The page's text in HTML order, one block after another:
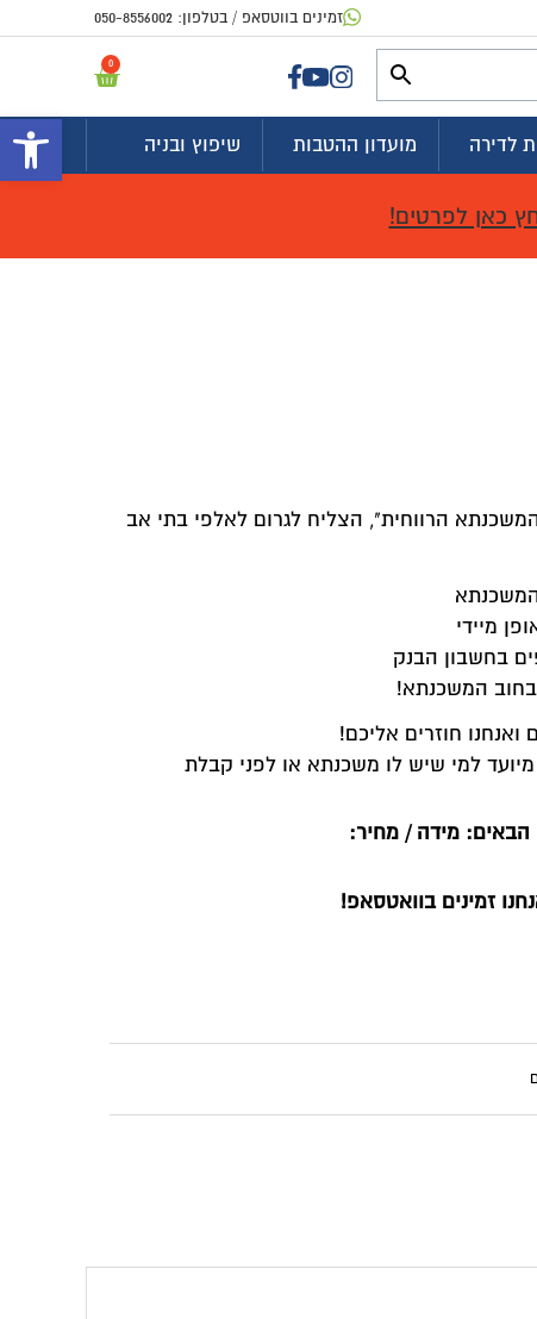
זמינים בווטסאפ / בטלפון: 050-8556002
0
לדירה מועדון ההטבות שיפוץ ובניה
כאן לפרטים!
הרווחית", הצליח לגרום לאלפי בתי אב
מיידי
בחשבון הבנק
המשכנתא!
חוזרים אליכם!
למי שיש לו משכנתא או לפני קבלת
הבאים: מידה / מחיר:
זמינים בוואטסאפ!